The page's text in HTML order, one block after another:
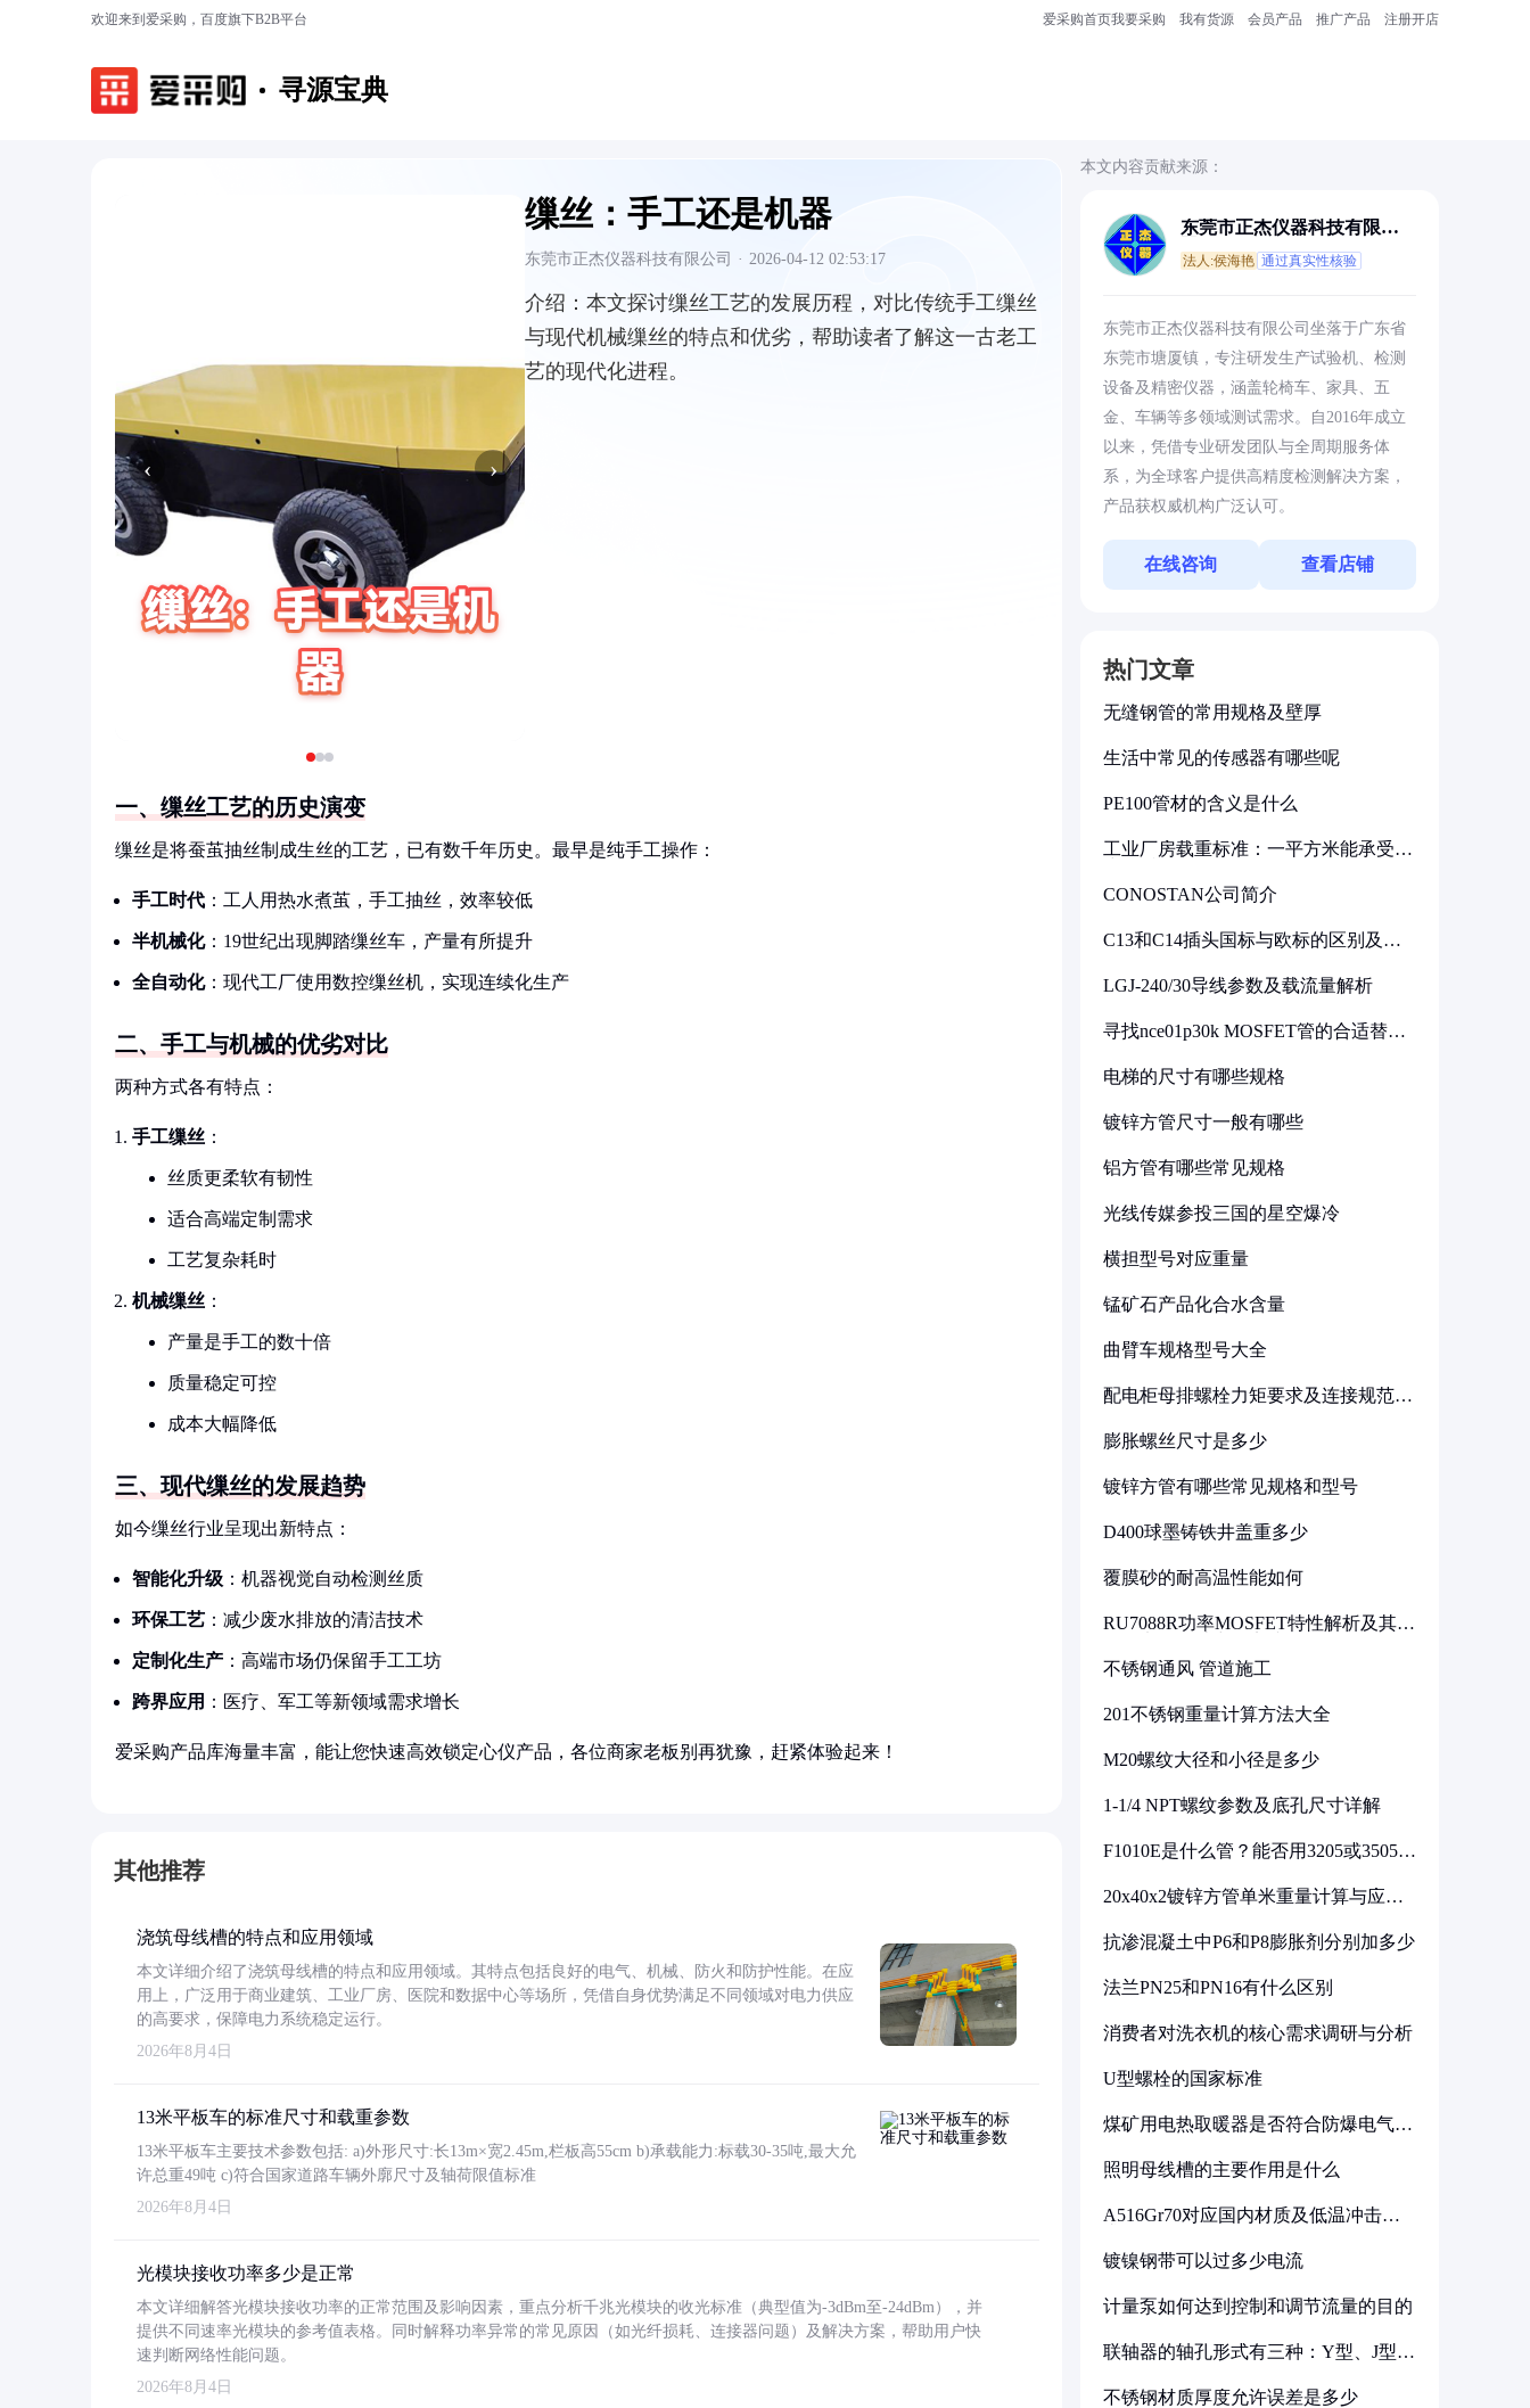
欢迎来到爱采购，百度旗下B2B平台 爱采购首页我要采购 我有货源 会员产品 推广产品 注册开店
寻源宝典
‹ ›
缫丝：手工还是机器
东莞市正杰仪器科技有限公司 · 2026-04-12 02:53:17
介绍： 本文探讨缫丝工艺的发展历程，对比传统手工缫丝
与现代机械缫丝的特点和优劣，帮助读者了解这一古老工
艺的现代化进程。
一、缫丝工艺的历史演变
缫丝是将蚕茧抽丝制成生丝的工艺，已有数千年历史。最早是纯手工操作：
手工时代 ：工人用热水煮茧，手工抽丝，效率较低
半机械化：19世纪出现脚踏缫丝车，产量有所提升
全自动化：现代工厂使用数控缫丝机，实现连续化生产
二、手工与机械的优劣对比
两种方式各有特点：
手工缫丝 ：
丝质更柔软有韧性
适合高端定制需求
工艺复杂耗时
机械缫丝 ：
产量是手工的数十倍
质量稳定可控
成本大幅降低
三、现代缫丝的发展趋势
如今缫丝行业呈现出新特点：
智能化升级 ：机器视觉自动检测丝质
环保工艺 ：减少废水排放的清洁技术
定制化生产 ：高端市场仍保留手工工坊
跨界应用 ：医疗、军工等新领域需求增长
爱采购产品库海量丰富，能让您快速高效锁定心仪产品，各位商家老板别再犹豫，赶紧体验起来！
其他推荐
浇筑母线槽的特点和应用领域
本文详细介绍了浇筑母线槽的特点和应用领域。其特点包括良好的电气、机械、防火和防护性能。在应
用上，广泛用于商业建筑、工业厂房、医院和数据中心等场所，凭借自身优势满足不同领域对电力供应
的高要求，保障电力系统稳定运行。
2026年8月4日
13米平板车的标准尺寸和载重参数
13米平板车主要技术参数包括: a)外形尺寸:长13m×宽2.45m,栏板高55cm b)承载能力:标载30-35吨,最大允
许总重49吨 c)符合国家道路车辆外廓尺寸及轴荷限值标准
2026年8月4日
光模块接收功率多少是正常
本文详细解答光模块接收功率的正常范围及影响因素，重点分析千兆光模块的收光标准（典型值为-3dBm至-24dBm），并
提供不同速率光模块的参考值表格。同时解释功率异常的常见原因（如光纤损耗、连接器问题）及解决方案，帮助用户快
速判断网络性能问题。
2026年8月4日
本文内容贡献来源：
东莞市正杰仪器科技有限公
法人:侯海艳 通过真实性核验
东莞市正杰仪器科技有限公司坐落于广东省
东莞市塘厦镇，专注研发生产试验机、检测
设备及精密仪器，涵盖轮椅车、家具、五
金、车辆等多领域测试需求。自2016年成立
以来，凭借专业研发团队与全周期服务体
系，为全球客户提供高精度检测解决方案，
产品获权威机构广泛认可。
在线咨询 查看店铺
热门文章
无缝钢管的常用规格及壁厚
生活中常见的传感器有哪些呢
PE100管材的含义是什么
工业厂房载重标准：一平方米能承受多
CONOSTAN公司简介
C13和C14插头国标与欧标的区别及其
LGJ-240/30导线参数及载流量解析
寻找nce01p30k MOSFET管的合适替代
电梯的尺寸有哪些规格
镀锌方管尺寸一般有哪些
铝方管有哪些常见规格
光线传媒参投三国的星空爆冷
横担型号对应重量
锰矿石产品化合水含量
曲臂车规格型号大全
配电柜母排螺栓力矩要求及连接规范详
膨胀螺丝尺寸是多少
镀锌方管有哪些常见规格和型号
D400球墨铸铁井盖重多少
覆膜砂的耐高温性能如何
RU7088R功率MOSFET特性解析及其在
不锈钢通风 管道施工
201不锈钢重量计算方法大全
M20螺纹大径和小径是多少
1-1/4 NPT螺纹参数及底孔尺寸详解
F1010E是什么管？能否用3205或3505代
20x40x2镀锌方管单米重量计算与应用
抗渗混凝土中P6和P8膨胀剂分别加多少
法兰PN25和PN16有什么区别
消费者对洗衣机的核心需求调研与分析
U型螺栓的国家标准
煤矿用电热取暖器是否符合防爆电气设
照明母线槽的主要作用是什么
A516Gr70对应国内材质及低温冲击要
镀镍钢带可以过多少电流
计量泵如何达到控制和调节流量的目的
联轴器的轴孔形式有三种：Y型、J型、
不锈钢材质厚度允许误差是多少